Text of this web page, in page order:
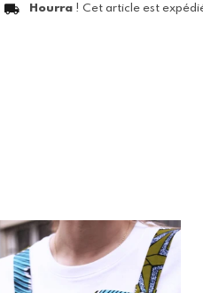
Hourra ! Cet article est